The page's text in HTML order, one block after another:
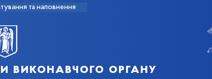
та наповнення
виконавчого органу